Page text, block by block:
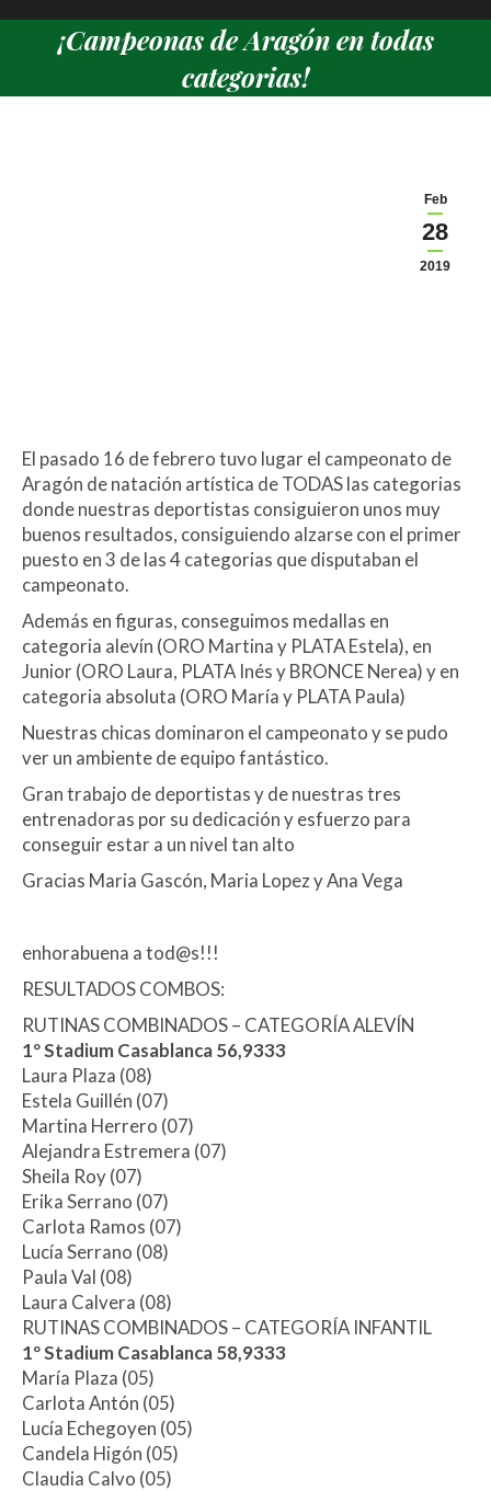
¡Campeonas de Aragón en todas
categorias!
Feb
28
2019
El pasado 16 de febrero tuvo lugar el campeonato de
Aragón de natación artística de TODAS las categorias
donde nuestras deportistas consiguieron unos muy
buenos resultados, consiguiendo alzarse con el primer
puesto en 3 de las 4 categorias que disputaban el
campeonato.
Además en figuras, conseguimos medallas en
categoria alevín (ORO Martina y PLATA Estela), en
Junior (ORO Laura, PLATA Inés y BRONCE Nerea) y en
categoria absoluta (ORO María y PLATA Paula)
Nuestras chicas dominaron el campeonato y se pudo
ver un ambiente de equipo fantástico.
Gran trabajo de deportistas y de nuestras tres
entrenadoras por su dedicación y esfuerzo para
conseguir estar a un nivel tan alto
Gracias Maria Gascón, Maria Lopez y Ana Vega
enhorabuena a tod@s!!!
RESULTADOS COMBOS:
RUTINAS COMBINADOS – CATEGORÍA ALEVÍN
1º Stadium Casablanca 56,9333
Laura Plaza (08)
Estela Guillén (07)
Martina Herrero (07)
Alejandra Estremera (07)
Sheila Roy (07)
Erika Serrano (07)
Carlota Ramos (07)
Lucía Serrano (08)
Paula Val (08)
Laura Calvera (08)
RUTINAS COMBINADOS – CATEGORÍA INFANTIL
1º Stadium Casablanca 58,9333
María Plaza (05)
Carlota Antón (05)
Lucía Echegoyen (05)
Candela Higón (05)
Claudia Calvo (05)